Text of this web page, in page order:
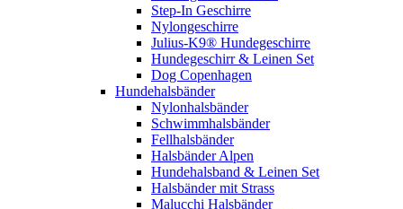
Step-In Geschirre
Nylongeschirre
Julius-K9® Hundegeschirre
Hundegeschirr & Leinen Set
Dog Copenhagen
Hundehalsbänder
Nylonhalsbänder
Schwimmhalsbänder
Fellhalsbänder
Halsbänder Alpen
Hundehalsband & Leinen Set
Halsbänder mit Strass
Malucchi Halsbänder